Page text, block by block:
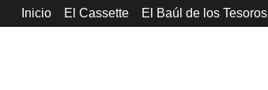
Inicio El Cassette El Baúl de los Tesoros